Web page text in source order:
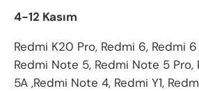
4-12 Kasım
Redmi K20 Pro, Redmi 6, Redmi
Redmi Note 5, Redmi Note 5 Pro,
5A ,Redmi Note 4, Redmi Y1,